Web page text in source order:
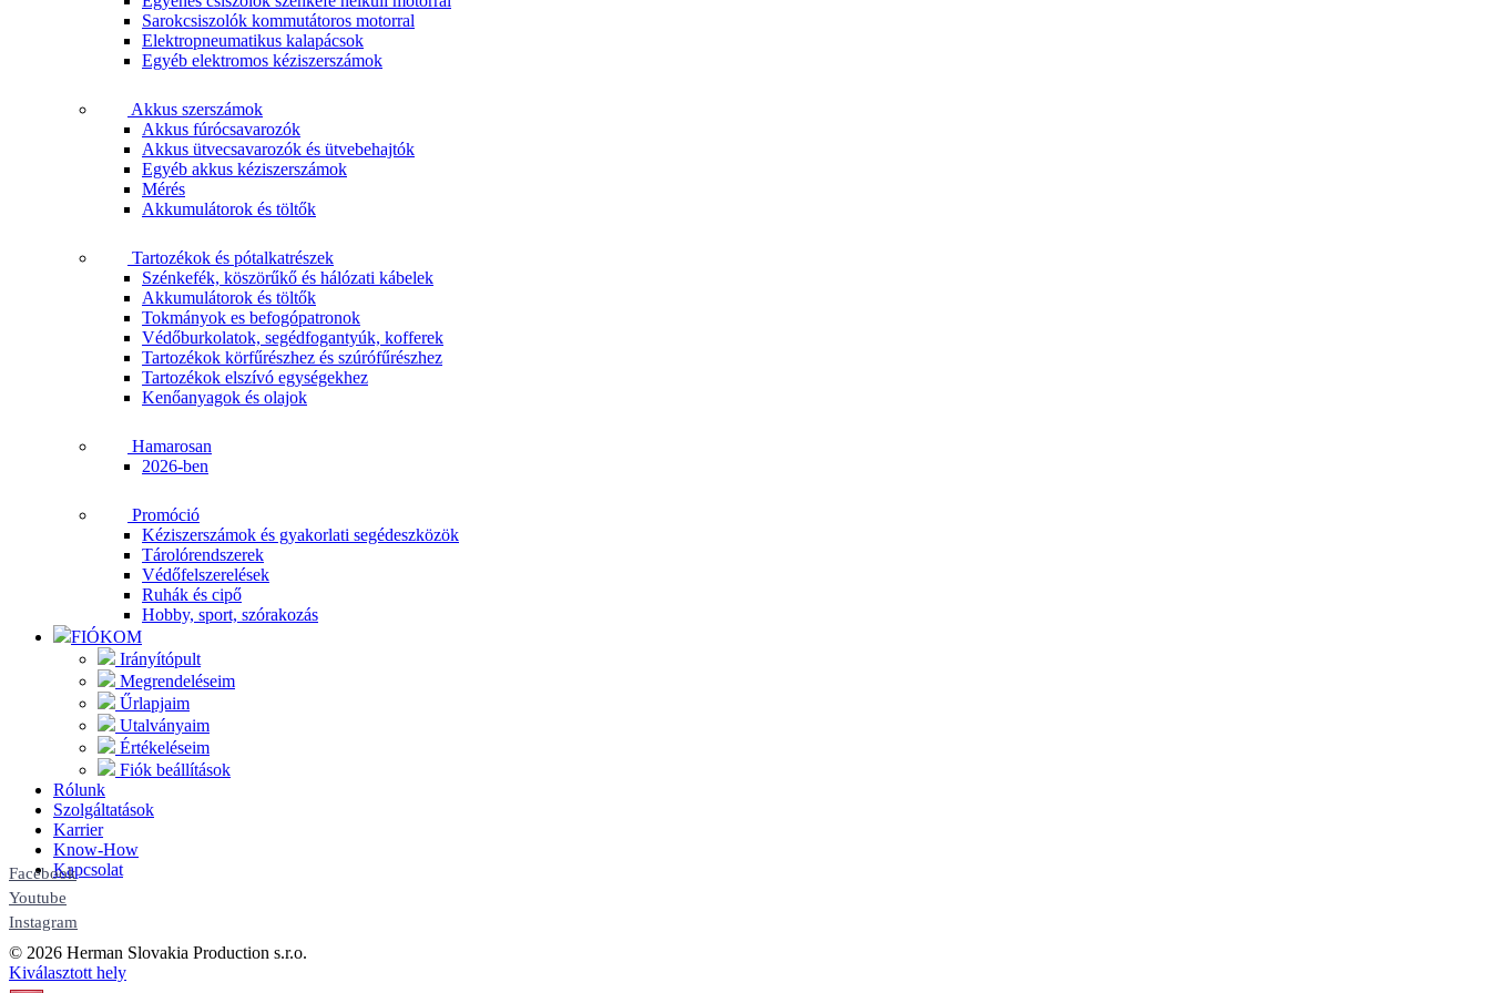
Sarokcsiszolók kommutátoros motorral
Elektropneumatikus kalapácsok
Egyéb elektromos kéziszerszámok
Akkus szerszámok
Akkus fúrócsavarozók
Akkus ütvecsavarozók és ütvebehajtók
Egyéb akkus kéziszerszámok
Mérés
Akkumulátorok és töltők
Tartozékok és pótalkatrészek
Szénkefék, köszörűkő és hálózati kábelek
Akkumulátorok és töltők
Tokmányok es befogópatronok
Védőburkolatok, segédfogantyúk, kofferek
Tartozékok körfűrészhez és szúrófűrészhez
Tartozékok elszívó egységekhez
Kenőanyagok és olajok
Hamarosan
2026-ben
Promóció
Kéziszerszámok és gyakorlati segédeszközök
Tárolórendszerek
Védőfelszerelések
Ruhák és cipő
Hobby, sport, szórakozás
FIÓKOM
Irányítópult
Megrendeléseim
Űrlapjaim
Utalványaim
Értékeléseim
Fiók beállítások
Rólunk
Szolgáltatások
Karrier
Know-How
Kapcsolat
Facebook
Youtube
Instagram
© 2026 Herman Slovakia Production s.r.o.
Kiválasztott hely